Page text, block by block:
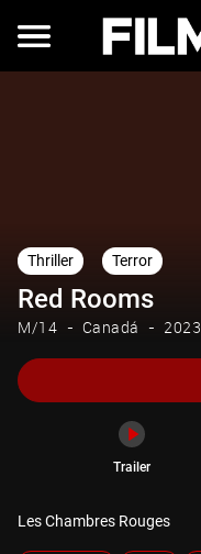
Thriller Terror
Red Rooms
M/14 Canadá 2023
Trailer
Les Chambres Rouges